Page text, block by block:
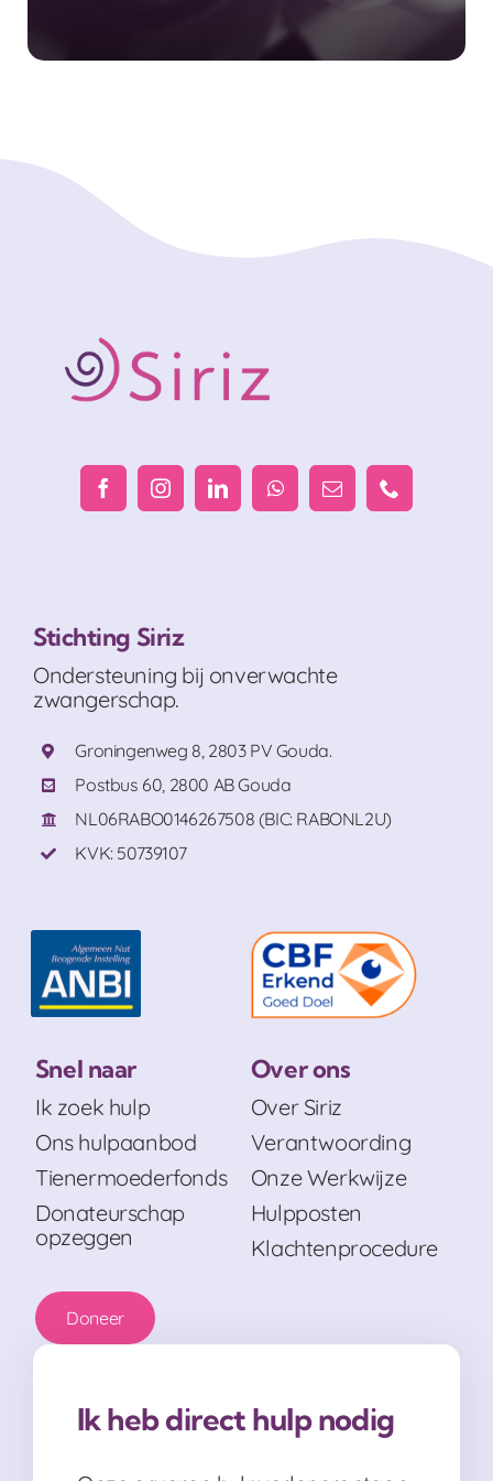
Stichting Siriz
Ondersteuning bij onverwachte
zwangerschap.
Groningenweg 8, 2803 PV Gouda.
Postbus 60, 2800 AB Gouda
NL06RABO0146267508 (BIC: RABONL2U)
KVK: 50739107
Snel naar
Ik zoek hulp
Ons hulpaanbod
Tienermoederfonds
Donateurschap
opzeggen
Doneer
Over ons
Over Siriz
Verantwoording
Onze Werkwijze
Hulpposten
Klachtenprocedure
Ik heb direct hulp nodig